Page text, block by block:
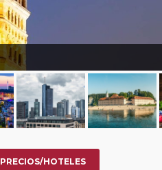
PRECIOS/HOTELES